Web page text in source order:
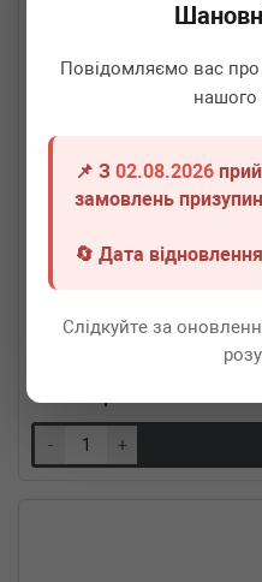
Повідомляємо вас про
нашого
📌 З02.08.2026
замовлень
🔄 Дата
Слідкуйте за
VW355-190
Гофра глушника (55x190)
1 580
- +